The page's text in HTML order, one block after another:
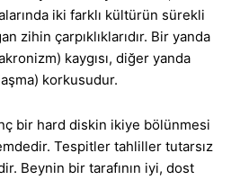
iki farklı kültürün sürekli
zihin çarpıklıklarıdır. Bir yanda
kaygısı, diğer yanda
korkusudur.
bir hard diskin ikiye bölünmesi
Tespitler tahliller tutarsız
Beynin bir tarafının iyi, dost